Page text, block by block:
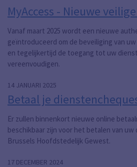
MyAccess - Nieuwe
Vanaf maart 2025 wordt een nieuwe
geïntroduceerd om de beveiliging van
en tegelijkertijd de toegang tot uw
vereenvoudigen.
14 JANUARI 2025
Betaal je
Er zullen binnenkort nieuwe online
beschikbaar zijn voor het betalen van
Brussels Hoofdstedelijk Gewest.
17 DECEMBER 2024